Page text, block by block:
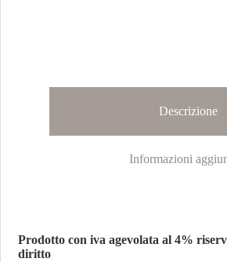
Descrizione
Informazioni
Prodotto con iva agevolata al 4%
diritto